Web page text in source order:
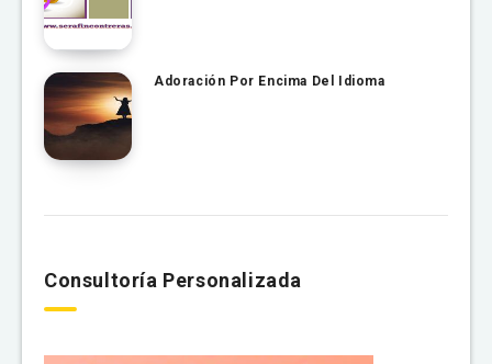
Adoración Por Encima Del Idioma
Consultoría Personalizada